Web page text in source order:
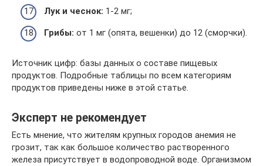
Лук и чеснок: 1-2 мг;
Грибы: от 1 мг (опята, вешенки) до 12 (сморчки).
Источник цифр: базы данных о составе пищевых
продуктов. Подробные таблицы по всем категориям
продуктов приведены ниже в этой статье.
Эксперт не рекомендует
Есть мнение, что жителям крупных городов анемия не
грозит, так как большое количество растворенного
железа присутствует в водопроводной воде. Организмом